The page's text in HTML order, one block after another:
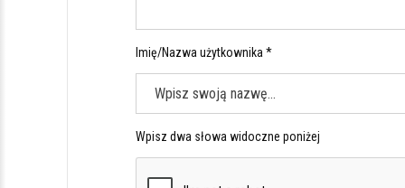
Imię/Nazwa użytkownika *
Wpisz dwa słowa widoczne poniżej